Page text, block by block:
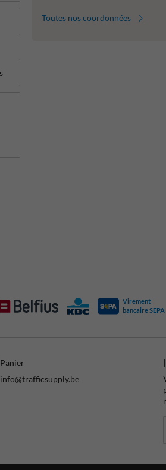
Toutes nos coordonnées
Virement
bancaire SEPA
Panier
info@trafficsupply.be